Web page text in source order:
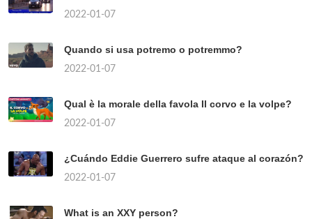
2022-01-07
Quando si usa potremo o potremmo?
2022-01-07
Qual è la morale della favola Il corvo e la volpe?
2022-01-07
¿Cuándo Eddie Guerrero sufre ataque al corazón?
2022-01-07
What is an XXY person?